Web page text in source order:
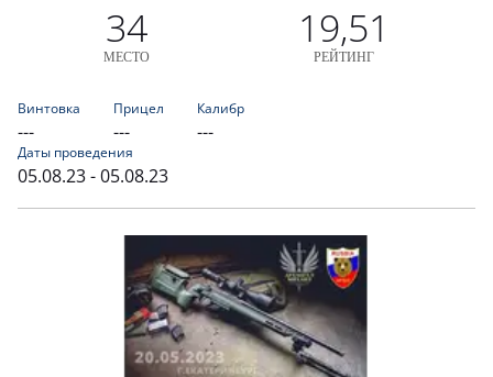
34
МЕСТО
19,51
РЕЙТИНГ
Винтовка
---
Прицел
---
Калибр
---
Даты проведения
05.08.23 - 05.08.23